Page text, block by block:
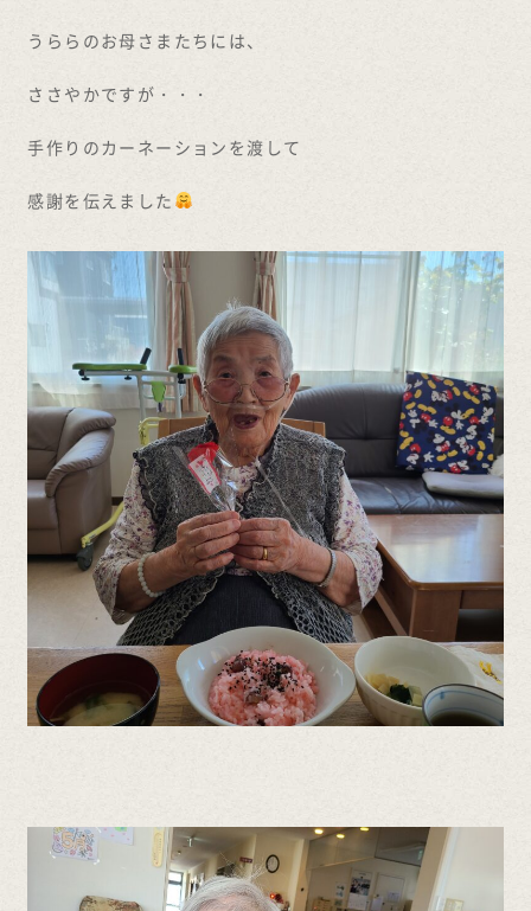
うららのお母さまたちには、
ささやかですが・・・
手作りのカーネーションを渡して
感謝を伝えました